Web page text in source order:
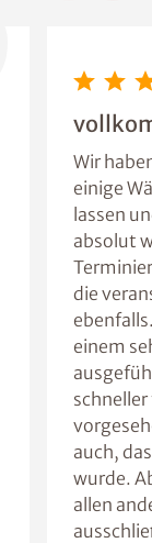
Wir
einige
lassen
absolut
die
einem
auch,
wurde.
allen